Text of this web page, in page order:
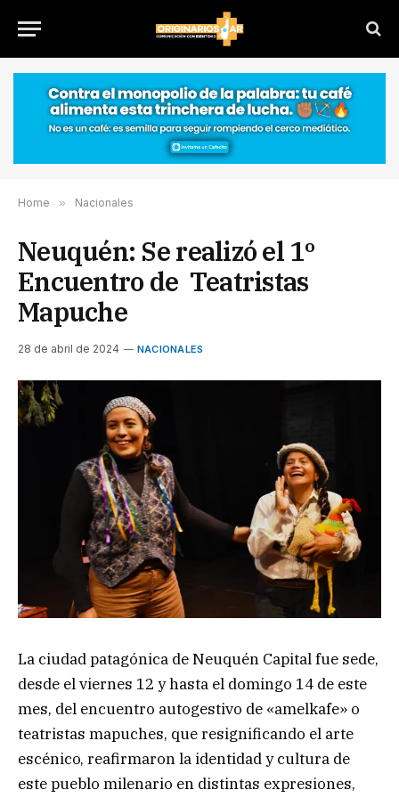
Home » Nacionales
Neuquén: Se realizó el 1º
Encuentro de Teatristas
Mapuche
28 de abril de 2024 NACIONALES
La ciudad patagónica de Neuquén Capital fue sede,
desde el viernes 12 y hasta el domingo 14 de este
mes, del encuentro autogestivo de «amelkafe» o
teatristas mapuches, que resignificando el arte
escénico, reafirmaron la identidad y cultura de
este pueblo milenario en distintas expresiones,